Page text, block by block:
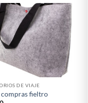
DE VIAJE
compras fieltro